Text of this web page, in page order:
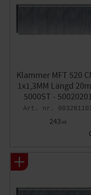
Ljudeffekt dB(A)
Klammer MFT 520
1x1,3MM Längd
5000ST -
243 KR